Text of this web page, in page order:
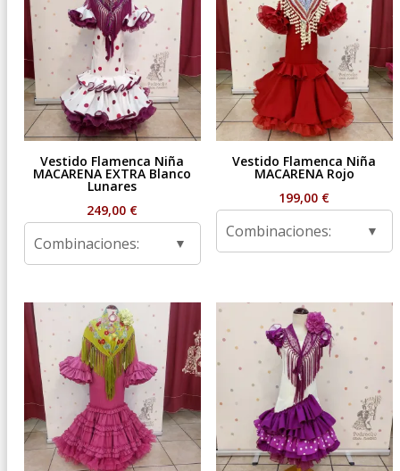
Vestido Flamenca Niña
MACARENA EXTRA Blanco
Lunares
249,00 €
Combinaciones:
Vestido Flamenca Niña
MACARENA Rojo
199,00 €
Combinaciones: